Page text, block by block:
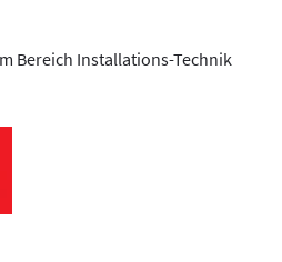
Bereich Installations-Technik